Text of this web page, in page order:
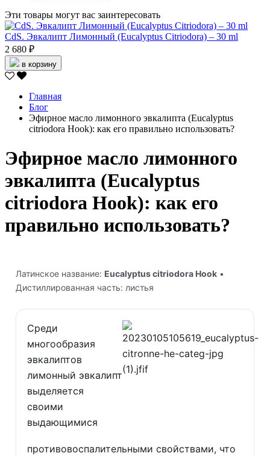
Эти товары могут вас заинтересовать
CdS. Эвкалипт Лимонный (Eucalyptus Сitriodora) – 30 ml
2 680 ₽
в корзину
Главная
Блог
Эфирное масло лимонного эвкалипта (Eucalyptus
citriodora Hook): как его правильно использовать?
Эфирное масло лимонного
эвкалипта (Eucalyptus
citriodora Hook): как его
правильно использовать?
Латинское название: Eucalyptus citriodora Hook •
Дистиллированная часть: листья
Среди
многообразия
эвкалиптов
лимонный эвкалипт
выделяется
своими
выдающимися
противовоспалительными свойствами, что